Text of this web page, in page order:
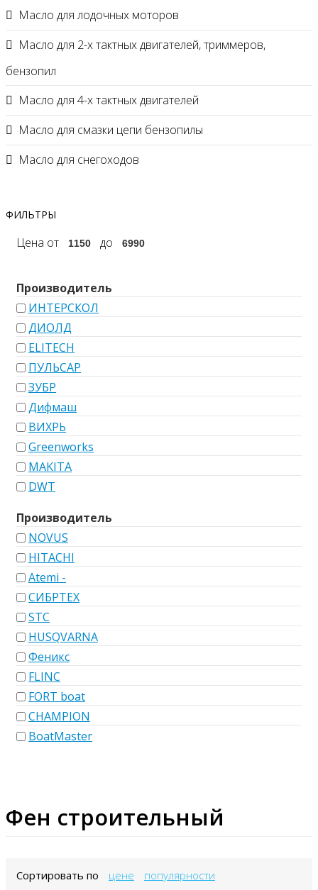
Масло для лодочных моторов
Масло для 2-х тактных двигателей, триммеров,
бензопил
Масло для 4-х тактных двигателей
Масло для смазки цепи бензопилы
Масло для снегоходов
ФИЛЬТРЫ
Цена от до
Производитель
ИНТЕРСКОЛ
ДИОЛД
ELITECH
ПУЛЬСАР
ЗУБР
Дифмаш
ВИХРЬ
Greenworks
MAKITA
DWT
Производитель
NOVUS
HITACHI
Atemi -
СИБРТЕХ
STC
HUSQVARNA
Феникс
FLINC
FORT boat
CHAMPION
BoatMaster
Фен строительный
Сортировать по цене популярности